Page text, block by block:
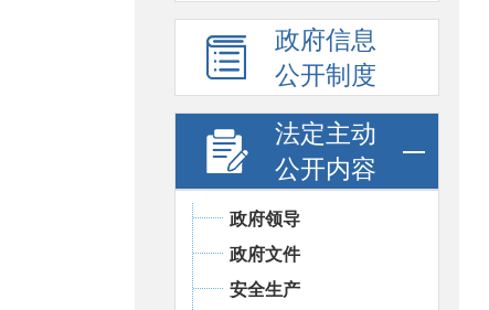
政府信息
公开制度
法定主动
公开内容
政府领导
政府文件
安全生产